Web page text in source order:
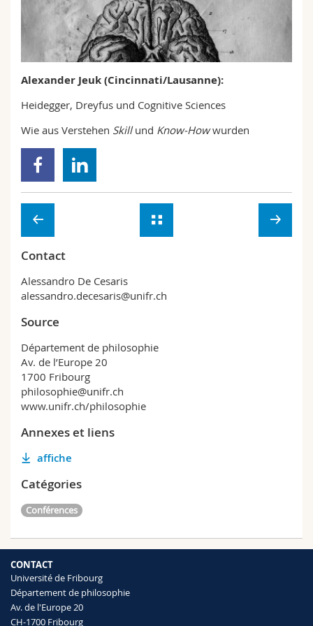
Sciences et médecine
Interfacultaire
Collaborateurs
Doctorants
Webmail
Programme des cours
MyUnifr
Alexander Jeuk (Cincinnati/Lausanne):
Heidegger, Dreyfus und Cognitive Sciences
Wie aus Verstehen Skillund Know-Howwurden
Contact
Alessandro De Cesaris
alessandro.decesaris@unifr.ch
Source
Département de philosophie
Av. de l’Europe 20
1700 Fribourg
philosophie@unifr.ch
www.unifr.ch/philosophie
Annexes et liens
affiche
Catégories
Conférences
CONTACT
Université de Fribourg
Département de philosophie
Av. de l'Europe 20
CH-1700 Fribourg